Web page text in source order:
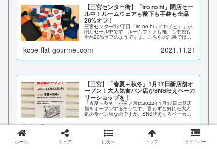
【三宮センター街】「iro no hi」閉店セー
ル中！ルームウェアも靴下も手袋も全品
20%オフ！
三宮センター街2丁目「iro no hi（イロノヒ）」が
閉店セール中です。ルームウェアも靴下も手袋も
全品20%オフのようですよ。こちらの記事では閉
店日、店内の様子、場所、あったか靴下などを買
ってみたので詳しくお伝え致します♪
kobe-flat-gourmet.com 2021.11.21
【三宮】「春夏＋秋冬」1月17日新店舗オ
ープン！大人気食パン店がSNS映えベーカ
リーショップを！
「春夏＋秋冬」が三ノ宮に2022年1月17日に新店
舗をオープンするそうです。言わずと知れた大人
気の食パン店なのですが、SNS映えするベーカリ
記事では新店舗の場所など詳しくお伝え致します♪
kobe-flat-gourmet.com 2021.11.19
ホーム シェア 目次へ トップ サイドバー